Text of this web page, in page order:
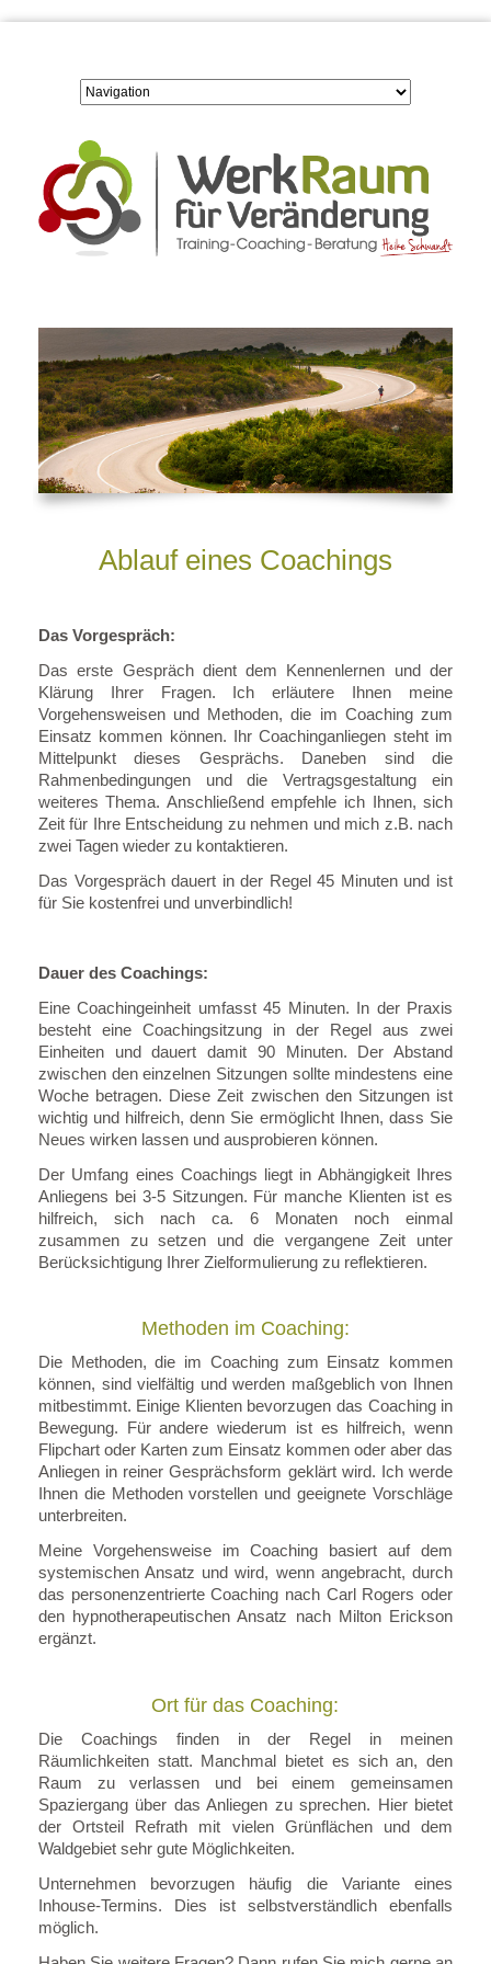
Ablauf eines Coachings
Das Vorgespräch:
Das erste Gespräch dient dem Kennenlernen und der
Klärung Ihrer Fragen. Ich erläutere Ihnen meine
Vorgehensweisen und Methoden, die im Coaching zum
Einsatz kommen können. Ihr Coachinganliegen steht im
Mittelpunkt dieses Gesprächs. Daneben sind die
Rahmenbedingungen und die Vertragsgestaltung ein
weiteres Thema. Anschließend empfehle ich Ihnen, sich
Zeit für Ihre Entscheidung zu nehmen und mich z.B. nach
zwei Tagen wieder zu kontaktieren.
Das Vorgespräch dauert in der Regel 45 Minuten und ist
für Sie kostenfrei und unverbindlich!
Dauer des Coachings:
Eine Coachingeinheit umfasst 45 Minuten. In der Praxis
besteht eine Coachingsitzung in der Regel aus zwei
Einheiten und dauert damit 90 Minuten. Der Abstand
zwischen den einzelnen Sitzungen sollte mindestens eine
Woche betragen. Diese Zeit zwischen den Sitzungen ist
wichtig und hilfreich, denn Sie ermöglicht Ihnen, dass Sie
Neues wirken lassen und ausprobieren können.
Der Umfang eines Coachings liegt in Abhängigkeit Ihres
Anliegens bei 3-5 Sitzungen. Für manche Klienten ist es
hilfreich, sich nach ca. 6 Monaten noch einmal
zusammen zu setzen und die vergangene Zeit unter
Berücksichtigung Ihrer Zielformulierung zu reflektieren.
Methoden im Coaching:
Die Methoden, die im Coaching zum Einsatz kommen
können, sind vielfältig und werden maßgeblich von Ihnen
mitbestimmt. Einige Klienten bevorzugen das Coaching in
Bewegung. Für andere wiederum ist es hilfreich, wenn
Flipchart oder Karten zum Einsatz kommen oder aber das
Anliegen in reiner Gesprächsform geklärt wird. Ich werde
Ihnen die Methoden vorstellen und geeignete Vorschläge
unterbreiten.
Meine Vorgehensweise im Coaching basiert auf dem
systemischen Ansatz und wird, wenn angebracht, durch
das personenzentrierte Coaching nach Carl Rogers oder
den hypnotherapeutischen Ansatz nach Milton Erickson
ergänzt.
Ort für das Coaching:
Die Coachings finden in der Regel in meinen
Räumlichkeiten statt. Manchmal bietet es sich an, den
Raum zu verlassen und bei einem gemeinsamen
Spaziergang über das Anliegen zu sprechen. Hier bietet
der Ortsteil Refrath mit vielen Grünflächen und dem
Waldgebiet sehr gute Möglichkeiten.
Unternehmen bevorzugen häufig die Variante eines
Inhouse-Termins. Dies ist selbstverständlich ebenfalls
möglich.